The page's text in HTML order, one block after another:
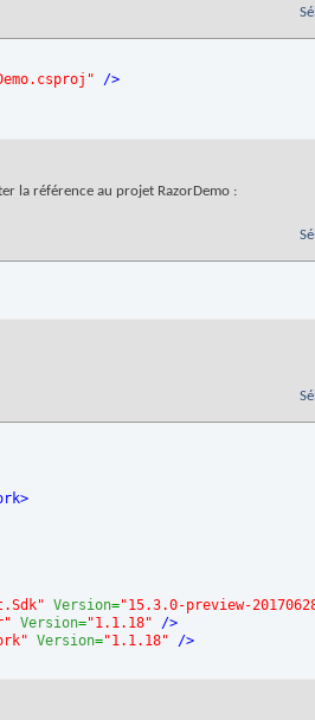
/>
la référence au projet RazorDemo :
>
Version="15.3.0-preview-
Version="1.1.18"
/>
Version="1.1.18"
/>